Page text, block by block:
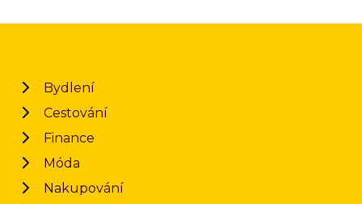
Bydlení
Cestování
Finance
Móda
Nakupování